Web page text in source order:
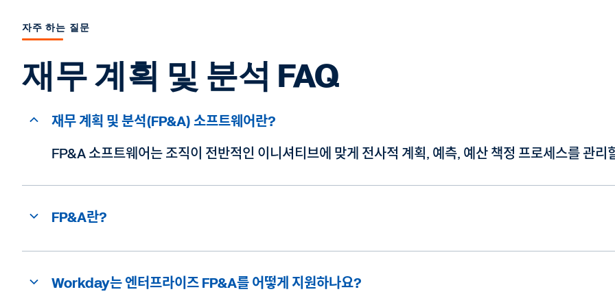
자주 하는 질문
재무 계획 및 분석 FAQ
재무 계획 및 분석(FP&A) 소프트웨어란?
FP&A 소프트웨어는 조직이 전반적인 이니셔티브에 맞게 전사적 계획, 예측, 예산 책정 프로세스를 관리
FP&A란?
Workday는 엔터프라이즈 FP&A를 어떻게 지원하나요?